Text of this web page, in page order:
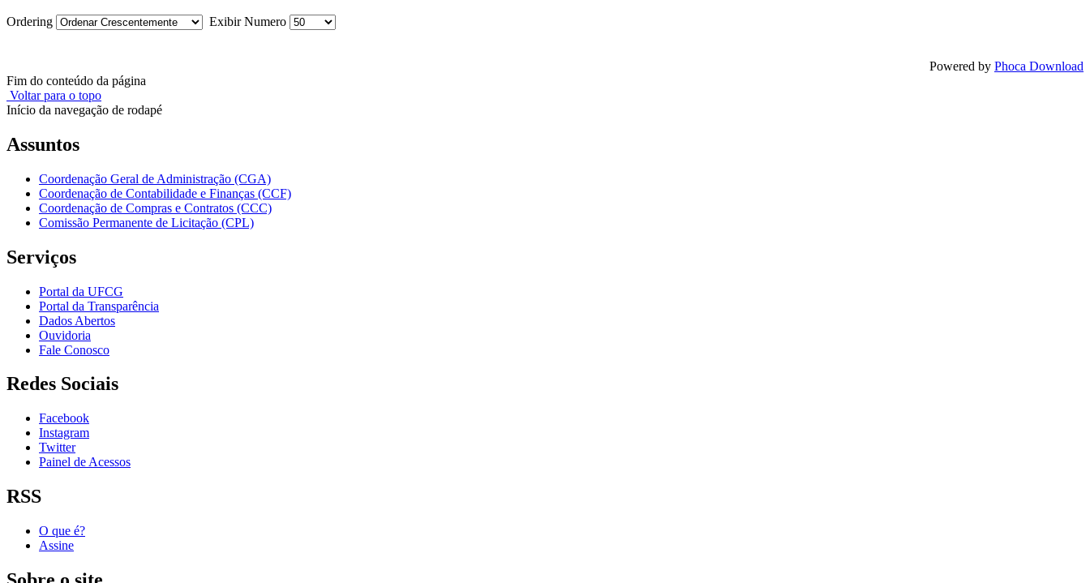
Ordering Exibir Numero
Powered by Phoca Download
Fim do conteúdo da página
Voltar para o topo
Início da navegação de rodapé
Assuntos
Coordenação Geral de Administração (CGA)
Coordenação de Contabilidade e Finanças (CCF)
Coordenação de Compras e Contratos (CCC)
Comissão Permanente de Licitação (CPL)
Serviços
Portal da UFCG
Portal da Transparência
Dados Abertos
Ouvidoria
Fale Conosco
Redes Sociais
Facebook
Instagram
Twitter
Painel de Acessos
RSS
O que é?
Assine